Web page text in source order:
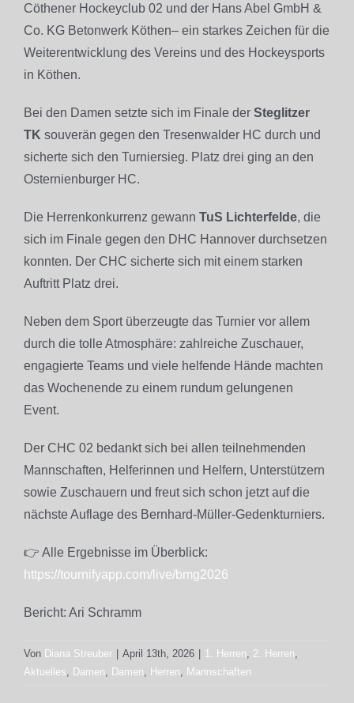
Cöthener Hockeyclub 02 und der Hans Abel GmbH &
Co. KG Betonwerk Köthen– ein starkes Zeichen für die
Weiterentwicklung des Vereins und des Hockeysports
in Köthen.
Bei den Damen setzte sich im Finale der Steglitzer
TK souverän gegen den Tresenwalder HC durch und
sicherte sich den Turniersieg. Platz drei ging an den
Osternienburger HC.
Die Herrenkonkurrenz gewann TuS Lichterfelde, die
sich im Finale gegen den DHC Hannover durchsetzen
konnten. Der CHC sicherte sich mit einem starken
Auftritt Platz drei.
Neben dem Sport überzeugte das Turnier vor allem
durch die tolle Atmosphäre: zahlreiche Zuschauer,
engagierte Teams und viele helfende Hände machten
das Wochenende zu einem rundum gelungenen
Event.
Der CHC 02 bedankt sich bei allen teilnehmenden
Mannschaften, Helferinnen und Helfern, Unterstützern
sowie Zuschauern und freut sich schon jetzt auf die
nächste Auflage des Bernhard-Müller-Gedenkturniers.
👉 Alle Ergebnisse im Überblick:
https://tournifyapp.com/live/bmg2026
Bericht: Ari Schramm
Von Diana Streuber | April 13th, 2026 | 1. Herren 2. Herren
Aktuelles
Damen Damen Herren Mannschaften